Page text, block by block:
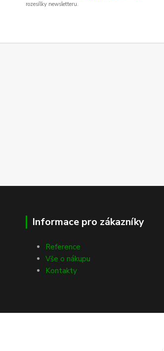
rozesílky newsletteru.
Informace pro zákazníky
Reference
Vše o nákupu
Kontakty